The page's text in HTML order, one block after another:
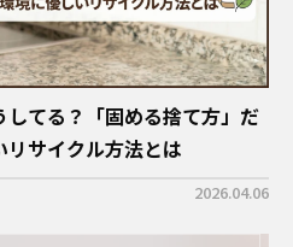
てる？「固める捨て方」だ
サイクル方法とは
2026.04.06